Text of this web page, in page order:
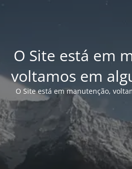
O Site está em
voltamos em
O Site está em manutenção,